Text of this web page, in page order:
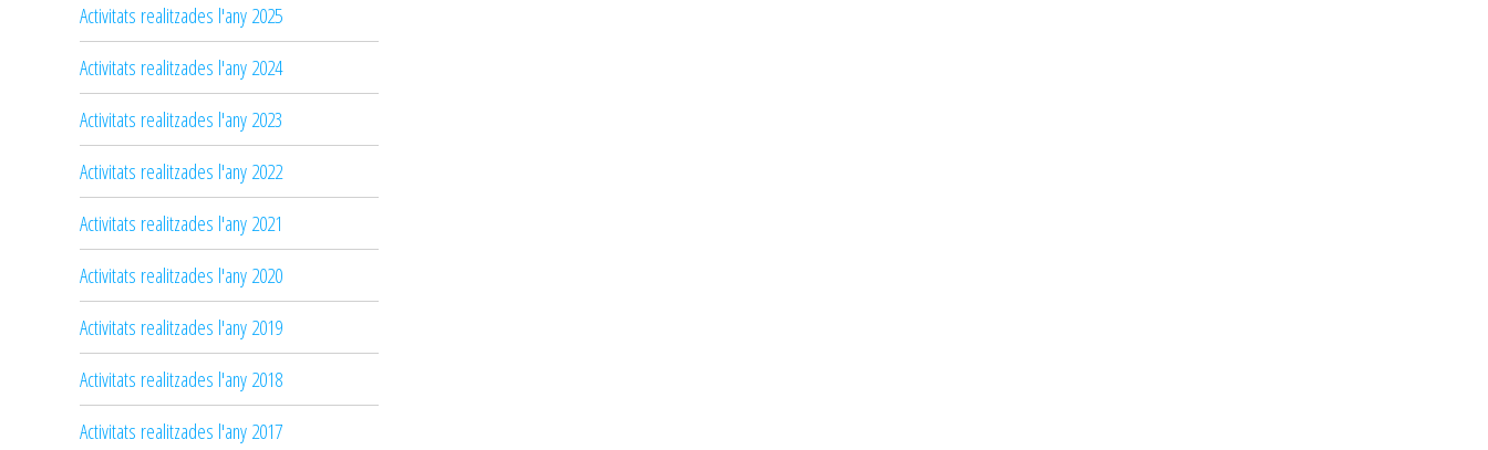
Activitats realitzades l'any 2025
Activitats realitzades l'any 2024
Activitats realitzades l'any 2023
Activitats realitzades l'any 2022
Activitats realitzades l'any 2021
Activitats realitzades l'any 2020
Activitats realitzades l'any 2019
Activitats realitzades l'any 2018
Activitats realitzades l'any 2017